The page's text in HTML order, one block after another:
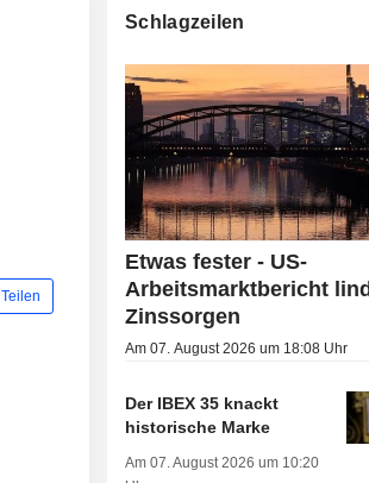
Teilen
Schlagzeilen
Etwas fester - US-
Arbeitsmarktbericht
Zinssorgen
Am 07. August 2026 um 18:08 Uhr
Der IBEX 35 knackt
historische Marke
Am 07. August 2026 um 10:20